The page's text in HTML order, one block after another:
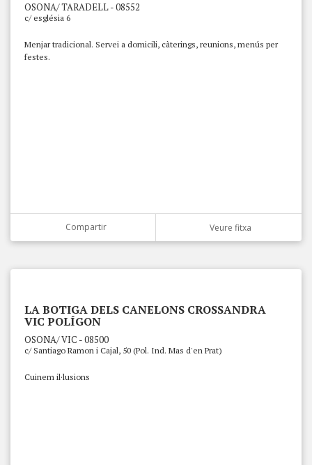
OSONA/ TARADELL - 08552
c/ església 6
Menjar tradicional. Servei a domicili, càterings, reunions, menús per
festes.
Compartir Veure fitxa
LA BOTIGA DELS CANELONS CROSSANDRA
VIC POLÍGON
OSONA/ VIC - 08500
c/ Santiago Ramon i Cajal, 50 (Pol. Ind. Mas d'en Prat)
Cuinem il·lusions